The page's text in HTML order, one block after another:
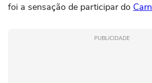
foi a sensação de participar do
PUBLICIDADE